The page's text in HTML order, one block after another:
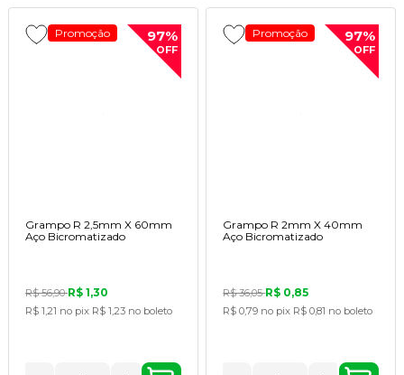
Promoção 97%
OFF
Grampo R 2,5mm X 60mm
Aço Bicromatizado
R$ 56,90R$ 1,30
R$ 1,21 no pix R$ 1,23 no boleto
Promoção 97%
OFF
Grampo R 2mm X 40mm
Aço Bicromatizado
R$ 36,05R$ 0,85
R$ 0,79 no pix R$ 0,81 no boleto